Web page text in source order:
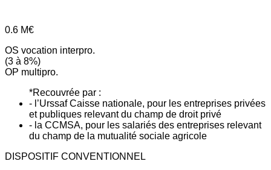
0.6 M€
OS vocation interpro.
(3 à 8%)
OP multipro.
*Recouvrée par :
- l’Urssaf Caisse nationale, pour les entreprises privées
et publiques relevant du champ de droit privé
- la CCMSA, pour les salariés des entreprises relevant
du champ de la mutualité sociale agricole
DISPOSITIF CONVENTIONNEL